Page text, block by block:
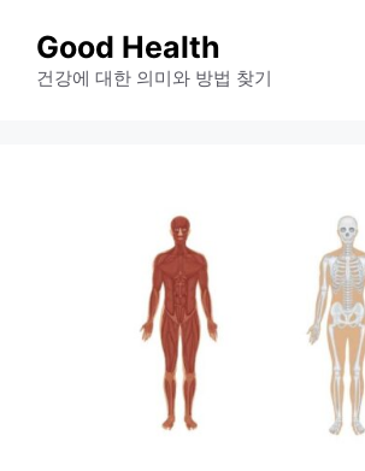
Good Health
건강에 대한 의미와 방법 찾기